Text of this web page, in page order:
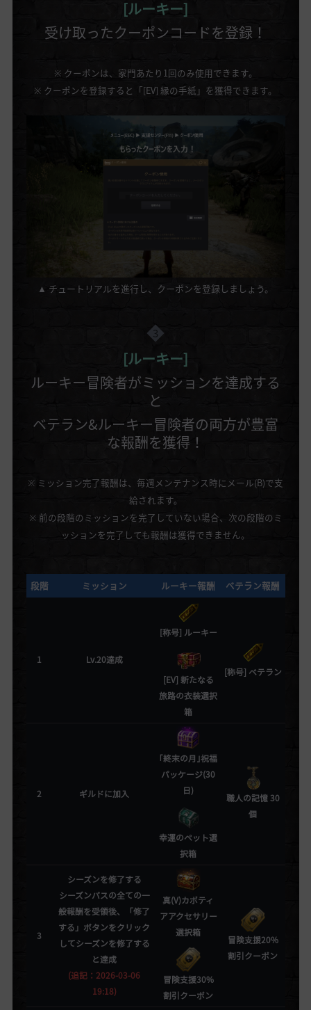
[ルーキー]
受け取ったクーポンコードを登録！
※ クーポンは、家門あたり1回のみ使用できます。
※ クーポンを登録すると「[EV] 縁の手紙」を獲得できます。
▲ チュートリアルを進行し、クーポンを登録しましょう。
3
[ルーキー]
ルーキー冒険者がミッションを達成する
と
ベテラン&ルーキー冒険者の両方が豊富
な報酬を獲得！
※ ミッション完了報酬は、毎週メンテナンス時にメール(B)で支
給されます。
※ 前の段階のミッションを完了していない場合、次の段階のミ
ッションを完了しても報酬は獲得できません。
段階 ミッション ルーキー報酬 ベテラン報酬
1 Lv.20達成
[称号] ルーキー
[EV] 新たなる
旅路の衣装選択
箱
[称号] ベテラン
2 ギルドに加入
｢終末の月｣祝福
パッケージ(30
日)
幸運のペット選
択箱
職人の記憶 30
個
3
シーズンを修了する
シーズンパスの全ての一
般報酬を受領後、「修了
する」ボタンをクリック
してシーズンを修了する
と達成
(追記：2026-03-06
19:18)
真(V)カポティ
アアクセサリー
選択箱
冒険支援30%
割引クーポン
冒険支援20%
割引クーポン